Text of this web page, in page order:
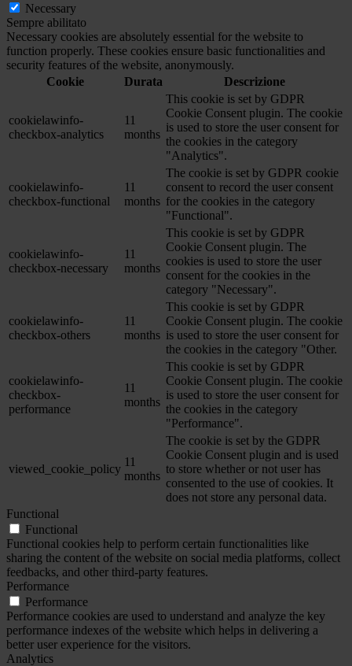
Necessary
Sempre abilitato
Necessary cookies are absolutely essential for the website to
function properly. These cookies ensure basic functionalities and
security features of the website, anonymously.
Cookie
Durata Descrizione
cookielawinfo-
checkbox-analytics
11
months
This cookie is set by GDPR
Cookie Consent plugin. The cookie
is used to store the user consent for
the cookies in the category
"Analytics".
cookielawinfo-
checkbox-functional
11
months
The cookie is set by GDPR cookie
consent to record the user consent
for the cookies in the category
"Functional".
cookielawinfo-
checkbox-necessary
11
months
This cookie is set by GDPR
Cookie Consent plugin. The
cookies is used to store the user
consent for the cookies in the
category "Necessary".
cookielawinfo-
checkbox-others
11
months
This cookie is set by GDPR
Cookie Consent plugin. The cookie
is used to store the user consent for
the cookies in the category "Other.
cookielawinfo-
checkbox-
performance
11
months
This cookie is set by GDPR
Cookie Consent plugin. The cookie
is used to store the user consent for
the cookies in the category
"Performance".
viewed_cookie_policy
11
months
The cookie is set by the GDPR
Cookie Consent plugin and is used
to store whether or not user has
consented to the use of cookies. It
does not store any personal data.
Functional
Functional
Functional cookies help to perform certain functionalities like
sharing the content of the website on social media platforms, collect
feedbacks, and other third-party features.
Performance
Performance
Performance cookies are used to understand and analyze the key
performance indexes of the website which helps in delivering a
better user experience for the visitors.
Analytics